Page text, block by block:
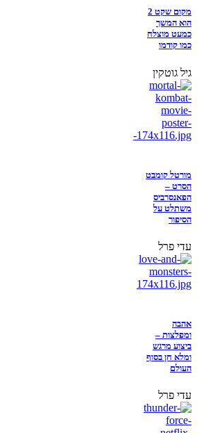
מקום שקט 2
הוא המשך
כמעט מוצלח
כמו קודמו
גיל גוטקין
מורטל קומבט
הסרט –
הפאנסרביס
משתלט על
הסיפור
עדי פרל
אהבה
ומפלצות –
ביצוע מרגש
ומלא חן בסוף
העולם
עדי פרל